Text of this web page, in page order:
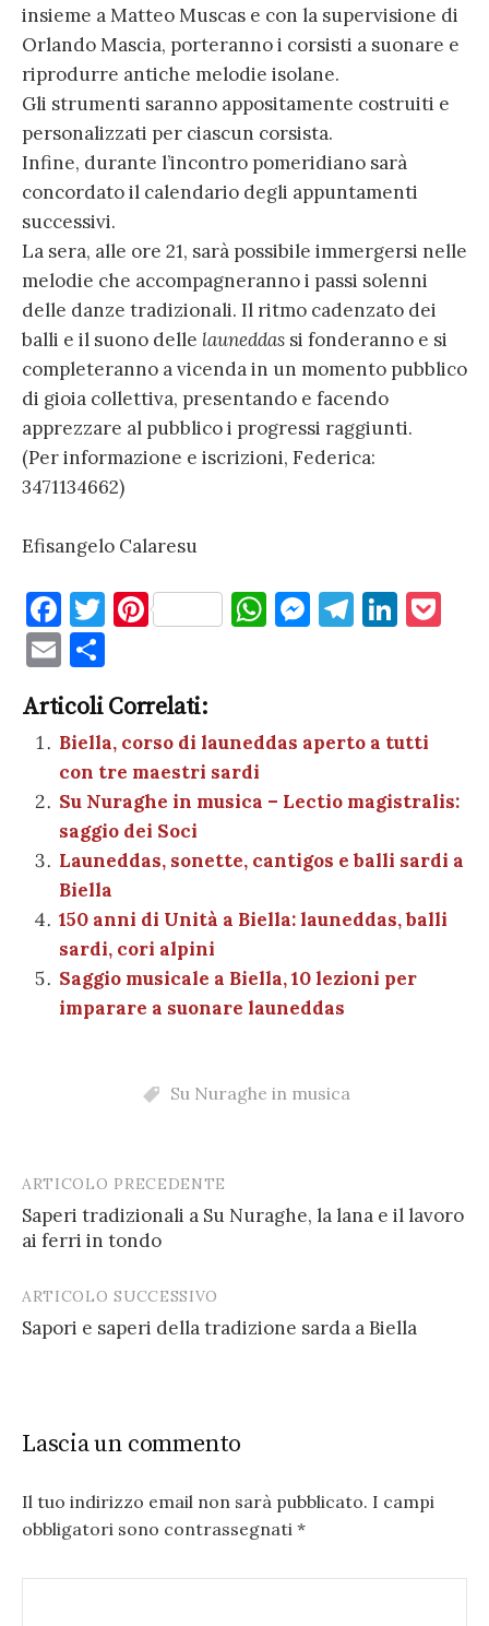
insieme a Matteo Muscas e con la supervisione di
Orlando Mascia, porteranno i corsisti a suonare e
riprodurre antiche melodie isolane.
Gli strumenti saranno appositamente costruiti e
personalizzati per ciascun corsista.
Infine, durante l’incontro pomeridiano sarà
concordato il calendario degli appuntamenti
successivi.
La sera, alle ore 21, sarà possibile immergersi nelle
melodie che accompagneranno i passi solenni
delle danze tradizionali. Il ritmo cadenzato dei
balli e il suono delle launeddas si fonderanno e si
completeranno a vicenda in un momento pubblico
di gioia collettiva, presentando e facendo
apprezzare al pubblico i progressi raggiunti.
(Per informazione e iscrizioni, Federica:
3471134662)
Efisangelo Calaresu
F
a
c
e
b
o
o
k
T
te
r
Pi
es
t
W
A
p
p
M
g
er
T
a
Li
dI
n
E
m
ai
l
n
di
vi
di
Articoli Correlati:
Biella, corso di launeddas aperto a tutti
con tre maestri sardi
Su Nuraghe in musica – Lectio magistralis:
saggio dei Soci
Launeddas, sonette, cantigos e balli sardi a
Biella
150 anni di Unità a Biella: launeddas, balli
sardi, cori alpini
Saggio musicale a Biella, 10 lezioni per
imparare a suonare launeddas
Su Nuraghe in musica
Post
navigation
ARTICOLO PRECEDENTE
Saperi tradizionali a Su Nuraghe, la lana e il lavoro
ai ferri in tondo
ARTICOLO SUCCESSIVO
Sapori e saperi della tradizione sarda a Biella
Lascia un commento
Il tuo indirizzo email non sarà pubblicato. I campi
obbligatori sono contrassegnati *